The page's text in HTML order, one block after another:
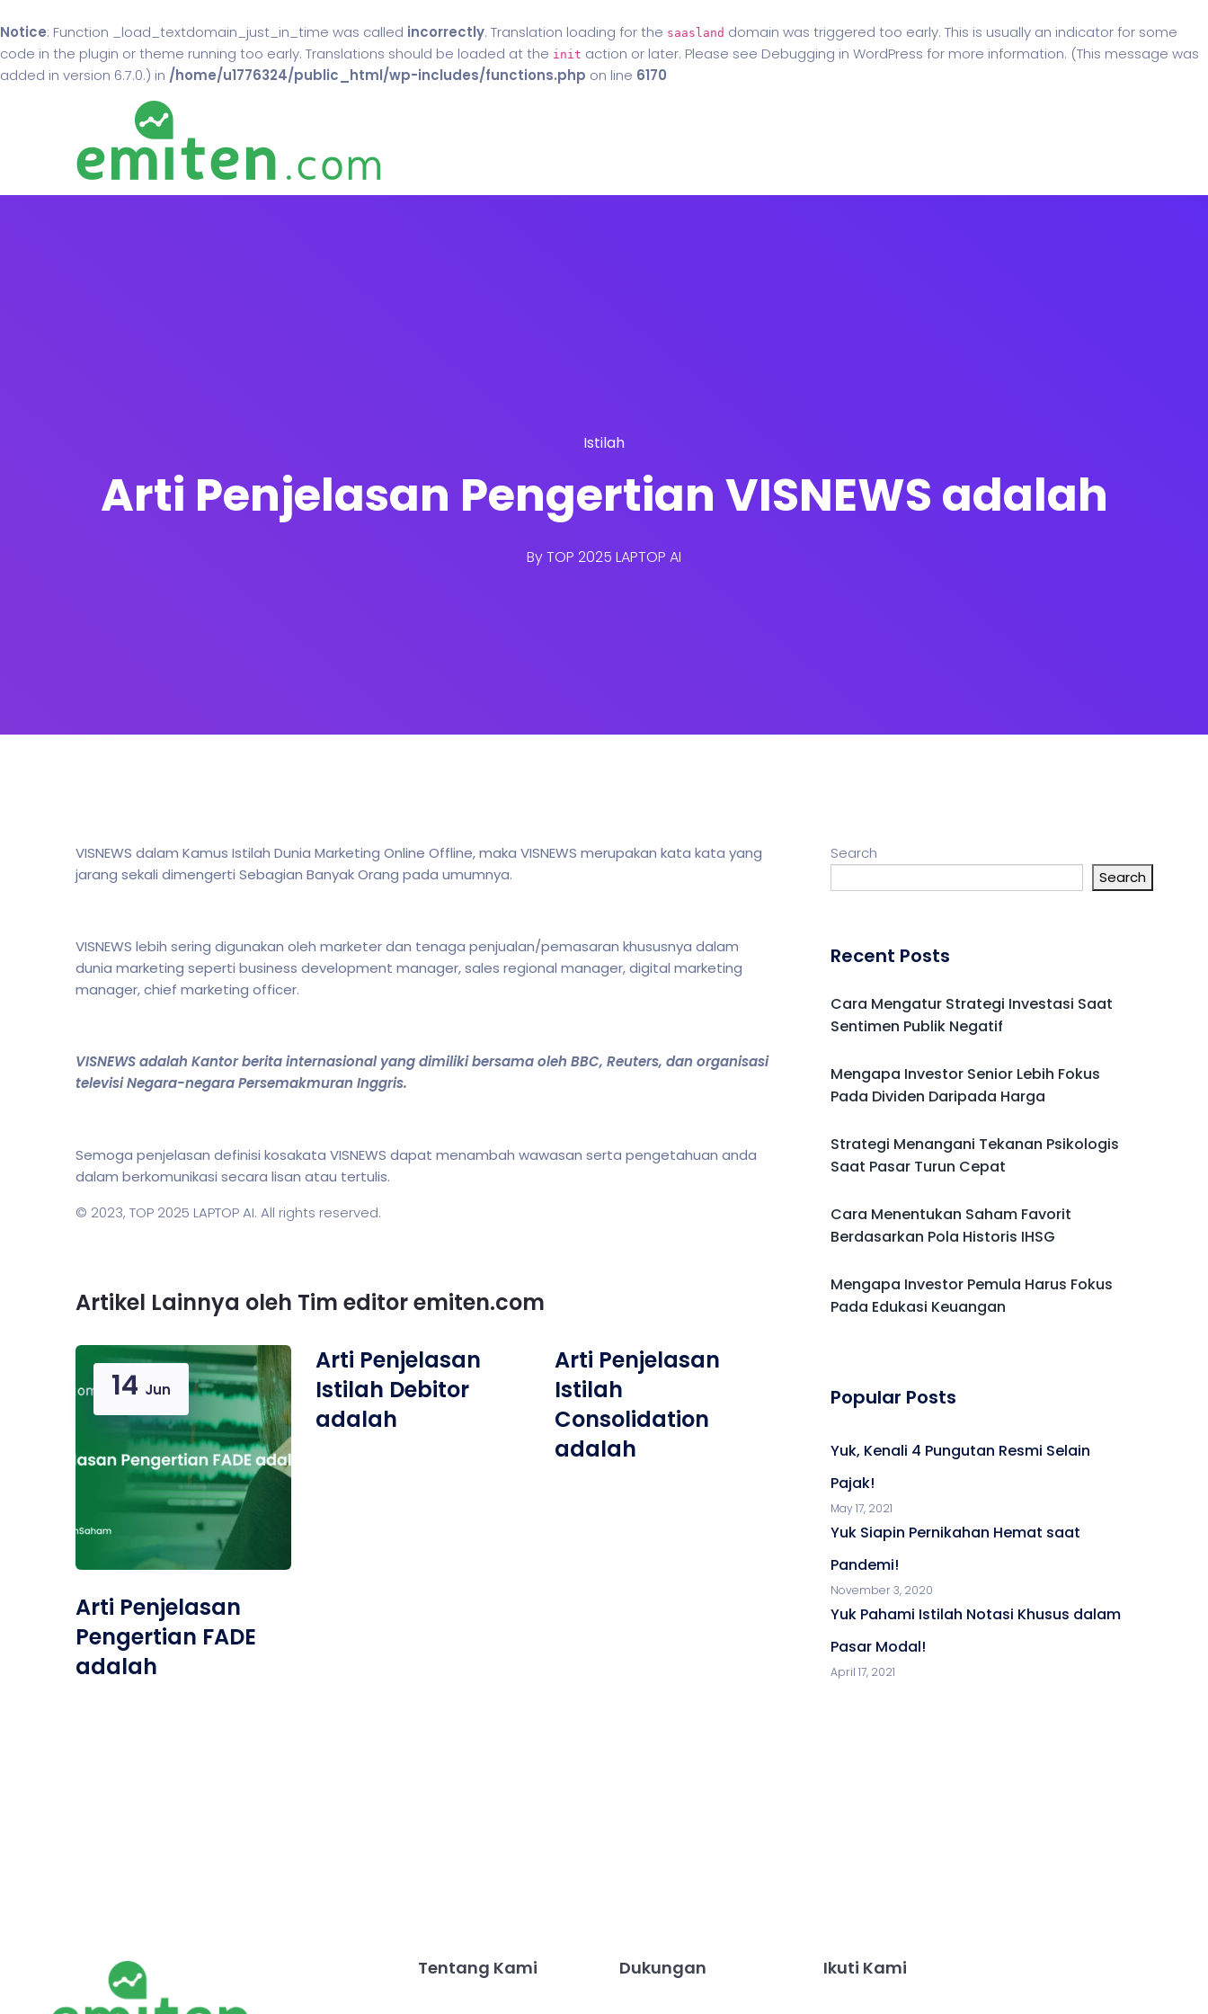
Notice: Function _load_textdomain_just_in_time was called incorrectly. Translation loading for the saasland domain was triggered too early. This is usually an indicator for some
code in the plugin or theme running too early. Translations should be loaded at the init action or later. Please see Debugging in WordPress for more information. (This message was
added in version 6.7.0.) in /home/u1776324/public_html/wp-includes/functions.php on line 6170
Istilah
Arti Penjelasan Pengertian VISNEWS adalah
ByTOP 2025 LAPTOP AI
VISNEWS dalam Kamus Istilah Dunia Marketing Online Offline, maka VISNEWS merupakan kata kata yang
jarang sekali dimengerti Sebagian Banyak Orang pada umumnya.
VISNEWS lebih sering digunakan oleh marketer dan tenaga penjualan/pemasaran khususnya dalam
dunia marketing seperti business development manager, sales regional manager, digital marketing
manager, chief marketing officer.
VISNEWS adalah Kantor berita internasional yang dimiliki bersama oleh BBC, Reuters, dan organisasi
televisi Negara-negara Persemakmuran Inggris.
Semoga penjelasan definisi kosakata VISNEWS dapat menambah wawasan serta pengetahuan anda
dalam berkomunikasi secara lisan atau tertulis.
© 2023, TOP 2025 LAPTOP AI. All rights reserved.
Artikel Lainnya oleh Tim editor emiten.com
14 Jun
Arti Penjelasan
Pengertian FADE
adalah
Arti Penjelasan
Istilah Debitor
adalah
Arti Penjelasan
Istilah
Consolidation
adalah
Search
Search
Recent Posts
Cara Mengatur Strategi Investasi Saat
Sentimen Publik Negatif
Mengapa Investor Senior Lebih Fokus
Pada Dividen Daripada Harga
Strategi Menangani Tekanan Psikologis
Saat Pasar Turun Cepat
Cara Menentukan Saham Favorit
Berdasarkan Pola Historis IHSG
Mengapa Investor Pemula Harus Fokus
Pada Edukasi Keuangan
Popular Posts
Yuk, Kenali 4 Pungutan Resmi Selain
Pajak!
May 17, 2021
Yuk Siapin Pernikahan Hemat saat
Pandemi!
November 3, 2020
Yuk Pahami Istilah Notasi Khusus dalam
Pasar Modal!
April 17, 2021
Tentang Kami Dukungan Ikuti Kami